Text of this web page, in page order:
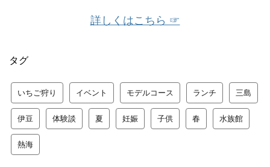
詳しくはこちら ☞
タグ
いちご狩り イベント モデルコース ランチ 三島
伊豆 体験談 夏 妊娠 子供 春 水族館
熱海